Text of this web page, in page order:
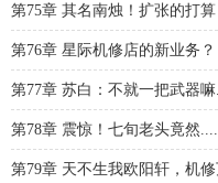
第75章 其名南烛！扩张的打算
第76章 星际机修店的新业务？
第77章 苏白：不就一把武器嘛
第78章 震惊！七旬老头竟然....
第79章 天不生我欧阳轩，机修